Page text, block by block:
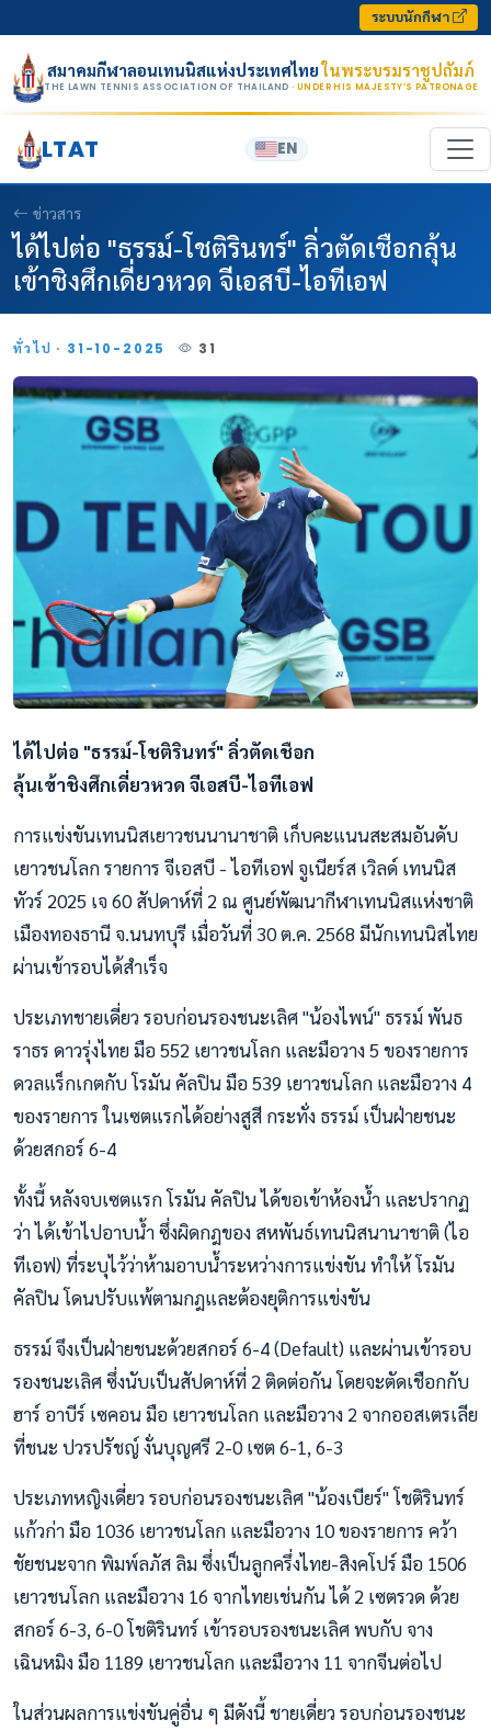
ระบบนักกีฬา
สมาคมกีฬาลอนเทนนิสแห่งประเทศไทยในพระบรมราชูปถัมภ์
THE LAWN TENNIS ASSOCIATION OF THAILAND · UNDER HIS MAJESTY’S PATRONAGE
LTAT EN
ข่าวสาร
ได้ไปต่อ "ธรรม์-โชติรินทร์" ลิ่วตัดเชือกลุ้น
เข้าชิงศึกเดี่ยวหวด จีเอสบี-ไอทีเอฟ
ทั่วไป · 31-10-2025 31
ได้ไปต่อ "ธรรม์-โชติรินทร์" ลิ่วตัดเชือก
ลุ้นเข้าชิงศึกเดี่ยวหวด จีเอสบี-ไอทีเอฟ
การแข่งขันเทนนิสเยาวชนนานาชาติ เก็บคะแนนสะสมอันดับ
เยาวชนโลก รายการ จีเอสบี - ไอทีเอฟ จูเนียร์ส เวิลด์ เทนนิส
ทัวร์ 2025 เจ 60 สัปดาห์ที่ 2 ณ ศูนย์พัฒนากีฬาเทนนิสแห่งชาติ
เมืองทองธานี จ.นนทบุรี เมื่อวันที่ 30 ต.ค. 2568 มีนักเทนนิสไทย
ผ่านเข้ารอบได้สำเร็จ
ประเภทชายเดี่ยว รอบก่อนรองชนะเลิศ "น้องไพน์" ธรรม์ พันธ
ราธร ดาวรุ่งไทย มือ 552 เยาวชนโลก และมือวาง 5 ของรายการ
ดวลแร็กเกตกับ โรมัน คัลปิน มือ 539 เยาวชนโลก และมือวาง 4
ของรายการ ในเซตแรกได้อย่างสูสี กระทั่ง ธรรม์ เป็นฝ่ายชนะ
ด้วยสกอร์ 6-4
ทั้งนี้ หลังจบเซตแรก โรมัน คัลปิน ได้ขอเข้าห้องน้ำ และปรากฏ
ว่า ได้เข้าไปอาบน้ำ ซึ่งผิดกฎของ สหพันธ์เทนนิสนานาชาติ (ไอ
ทีเอฟ) ที่ระบุไว้ว่าห้ามอาบน้ำระหว่างการแข่งขัน ทำให้ โรมัน
คัลปิน โดนปรับแพ้ตามกฎและต้องยุติการแข่งขัน
ธรรม์ จึงเป็นฝ่ายชนะด้วยสกอร์ 6-4 (Default) และผ่านเข้ารอบ
รองชนะเลิศ ซึ่งนับเป็นสัปดาห์ที่ 2 ติดต่อกัน โดยจะตัดเชือกกับ
ฮาร์ อาบีร์ เซคอน มือ เยาวชนโลก และมือวาง 2 จากออสเตรเลีย
ที่ชนะ ปวรปรัชญ์ งั่นบุญศรี 2-0 เซต 6-1, 6-3
ประเภทหญิงเดี่ยว รอบก่อนรองชนะเลิศ "น้องเบียร์" โชติรินทร์
แก้วก่า มือ 1036 เยาวชนโลก และมือวาง 10 ของรายการ คว้า
ชัยชนะจาก พิมพ์ลภัส ลิม ซึ่งเป็นลูกครึ่งไทย-สิงคโปร์ มือ 1506
เยาวชนโลก และมือวาง 16 จากไทยเช่นกัน ได้ 2 เซตรวด ด้วย
สกอร์ 6-3, 6-0 โชติรินทร์ เข้ารอบรองชนะเลิศ พบกับ จาง
เฉินหมิง มือ 1189 เยาวชนโลก และมือวาง 11 จากจีนต่อไป
ในส่วนผลการแข่งขันคู่อื่น ๆ มีดังนี้ ชายเดี่ยว รอบก่อนรองชนะ